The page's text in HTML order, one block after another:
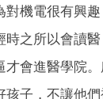
對機電很有興
時之所以會讀
會進醫學院
孩子，不讓他